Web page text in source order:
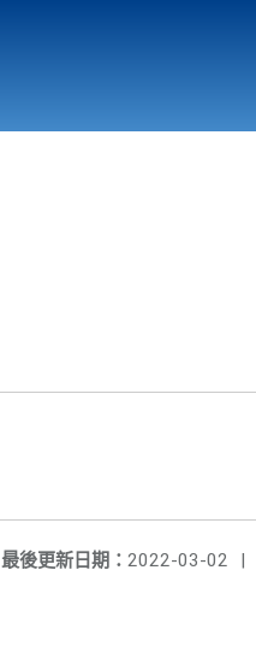
最後更新日期： 2022-03-02 |